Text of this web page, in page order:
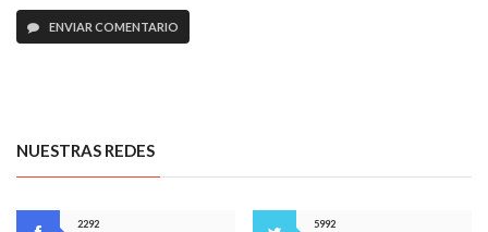
ENVIAR COMENTARIO
NUESTRAS REDES
2292
5992